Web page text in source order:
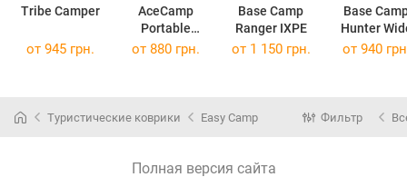
Tribe Camper
AceCamp
Portable
Sleeping Pad
Base Camp
Ranger IXPE
Base
Hunter
IXPE
от 945 грн. от 880 грн. от 1 150 грн. от 940
Туристические коврики Easy Camp Фильтр
Полная версия сайта